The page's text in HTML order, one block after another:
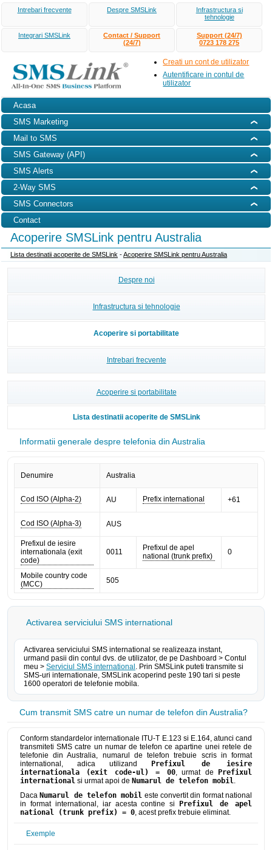
Intrebari frecvente Despre SMSLink
Infrastructura si
tehnologie
Integrari SMSLink
Contact / Support
(24/7)
Support (24/7)
0723 178 275
Creati un cont de utilizator
Autentificare in contul de
utilizator
Acasa
SMS Marketing
Mail to SMS
SMS Gateway (API)
SMS Alerts
2-Way SMS
SMS Connectors
Contact
Acoperire SMSLink pentru Australia
Lista destinatii acoperite de SMSLink -Acoperire SMSLink pentru Australia
Despre noi
Infrastructura si tehnologie
Acoperire si portabilitate
Intrebari frecvente
Acoperire si portabilitate
Lista destinatii acoperite de SMSLink
Informatii generale despre telefonia din Australia
Denumire Australia
Cod ISO (Alpha-2) AU Prefix international +61
Cod ISO (Alpha-3) AUS
Prefixul de iesire
internationala (exit
code)
0011
Prefixul de apel
national (trunk prefix)
0
Mobile country code
(MCC)
505
Activarea serviciului SMS international
Activarea serviciului SMS international se realizeaza instant,
urmand pasii din contul dvs. de utilizator, de pe Dashboard > Contul
meu > Serviciul SMS international . Prin SMSLink puteti transmite si
SMS-uri internationale, SMSLink acoperind peste 190 tari si peste
1600 operatori de telefonie mobila.
Cum transmit SMS catre un numar de telefon din Australia?
Conform standardelor internationale ITU-T E.123 si E.164, atunci cand
transmiteti SMS catre un numar de telefon ce apartine unei retele de
telefonie din Australia, numarul de telefon trebuie scris in format
international, adica utilizand
Prefixul de iesire
internationala (exit code-ul) = 00, urmat de
Prefixul
international si urmat apoi de Numarul de telefon mobil.
Daca Numarul de telefon mobil este convertit din format national
in format international, iar acesta contine si
Prefixul de apel
national (trunk prefix) = 0, acest prefix trebuie eliminat.
Exemple